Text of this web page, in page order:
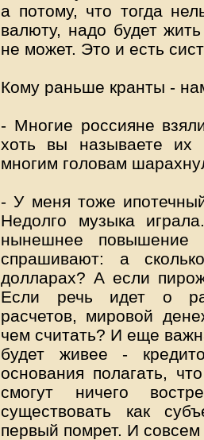
а потому, что тогда
валюту, надо будет
не может. Это и есть
Кому раньше кранты -
- Многие россияне
хоть вы называете их
многим головам
- У меня тоже
Недолго музыка
нынешнее
спрашивают: а
долларах? А если
Если речь идет о
расчетов, мировой
чем считать? И еще
будет живее -
основания полагать,
смогут ничего
существовать как
первый помрет. И